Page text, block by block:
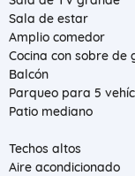
Sala de estar
Amplio comedor
Cocina con sobre
Balcón
Parqueo para 5
Patio mediano
Techos altos
Aire acondicionado